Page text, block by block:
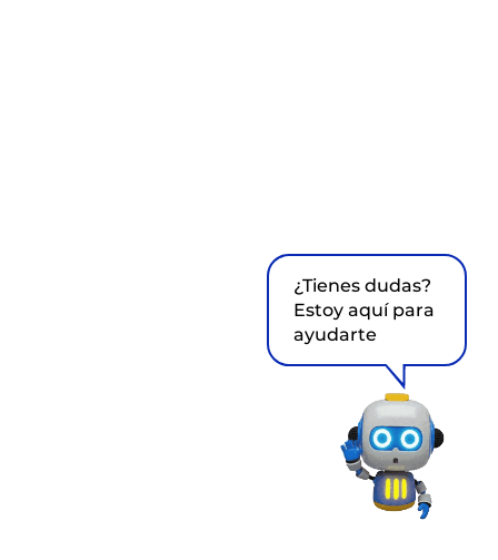
¿Tienes dudas?
Estoy aquí para
ayudarte